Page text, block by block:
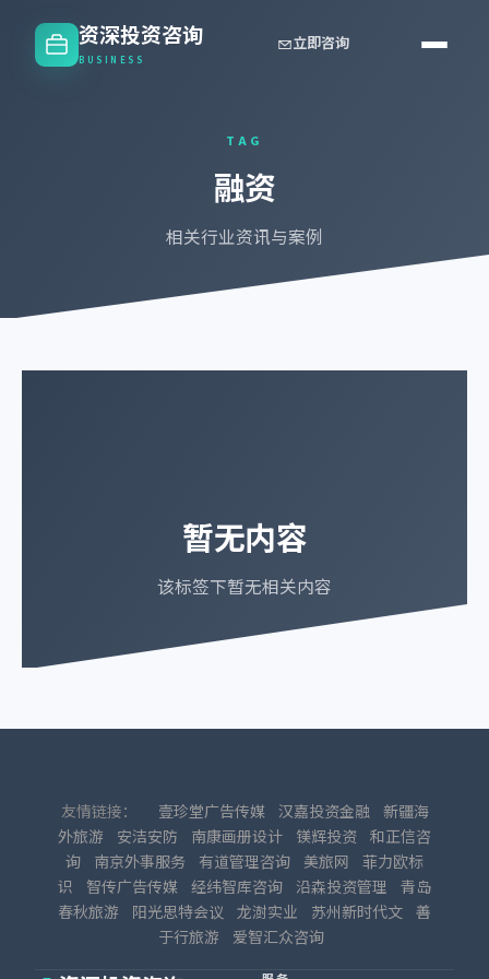
资深投资咨询
BUSINESS
立即咨询
TAG
融资
相关行业资讯与案例
暂无内容
该标签下暂无相关内容
友情链接： 壹珍堂广告传媒 汉嘉投资金融
新疆海
外旅游
安洁安防 南康画册设计 镁辉投资 和正信咨
询
南京外事服务 有道管理咨询 美旅网
菲力欧标
识
智传广告传媒 经纬智库咨询 沿森投资管理
青岛
春秋旅游
阳光思特会议 龙澍实业 苏州新时代文 善
于行旅游
爱智汇众咨询